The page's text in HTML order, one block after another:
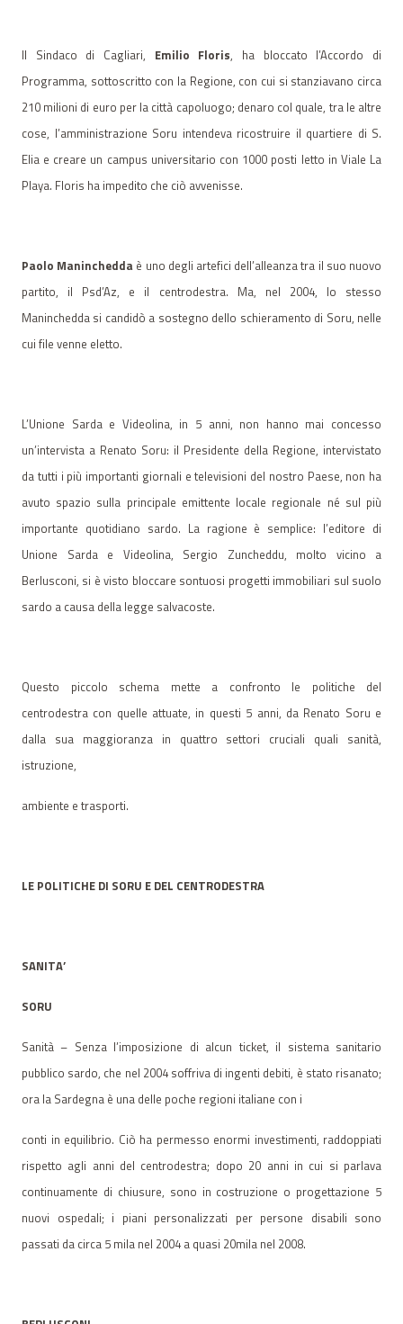
Il Sindaco di Cagliari, Emilio Floris, ha bloccato l’Accordo di
Programma, sottoscritto con la Regione, con cui si stanziavano circa
210 milioni di euro per la città capoluogo; denaro col quale, tra le altre
cose, l’amministrazione Soru intendeva ricostruire il quartiere di S.
Elia e creare un campus universitario con 1000 posti letto in Viale La
Playa. Floris ha impedito che ciò avvenisse.
Paolo Maninchedda è uno degli artefici dell’alleanza tra il suo nuovo
partito, il Psd’Az, e il centrodestra. Ma, nel 2004, lo stesso
Maninchedda si candidò a sostegno dello schieramento di Soru, nelle
cui file venne eletto.
L’Unione Sarda e Videolina, in 5 anni, non hanno mai concesso
un’intervista a Renato Soru: il Presidente della Regione, intervistato
da tutti i più importanti giornali e televisioni del nostro Paese, non ha
avuto spazio sulla principale emittente locale regionale né sul più
importante quotidiano sardo. La ragione è semplice: l’editore di
Unione Sarda e Videolina, Sergio Zuncheddu, molto vicino a
Berlusconi, si è visto bloccare sontuosi progetti immobiliari sul suolo
sardo a causa della legge salvacoste.
Questo piccolo schema mette a confronto le politiche del
centrodestra con quelle attuate, in questi 5 anni, da Renato Soru e
dalla sua maggioranza in quattro settori cruciali quali sanità,
istruzione,
ambiente e trasporti.
LE POLITICHE DI SORU E DEL CENTRODESTRA
SANITA’
SORU
Sanità – Senza l’imposizione di alcun ticket, il sistema sanitario
pubblico sardo, che nel 2004 soffriva di ingenti debiti, è stato risanato;
ora la Sardegna è una delle poche regioni italiane con i
conti in equilibrio. Ciò ha permesso enormi investimenti, raddoppiati
rispetto agli anni del centrodestra; dopo 20 anni in cui si parlava
continuamente di chiusure, sono in costruzione o progettazione 5
nuovi ospedali; i piani personalizzati per persone disabili sono
passati da circa 5 mila nel 2004 a quasi 20mila nel 2008.